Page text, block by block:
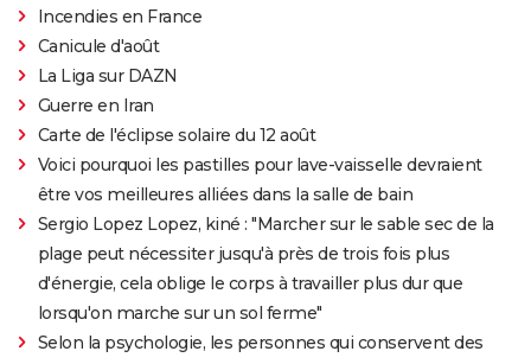
Incendies en France
Canicule d'août
La Liga sur DAZN
Guerre en Iran
Carte de l'éclipse solaire du 12 août
Voici pourquoi les pastilles pour lave-vaisselle devraient
être vos meilleures alliées dans la salle de bain
Sergio Lopez Lopez, kiné : "Marcher sur le sable sec de la
plage peut nécessiter jusqu'à près de trois fois plus
d'énergie, cela oblige le corps à travailler plus dur que
lorsqu'on marche sur un sol ferme"
Selon la psychologie, les personnes qui conservent des